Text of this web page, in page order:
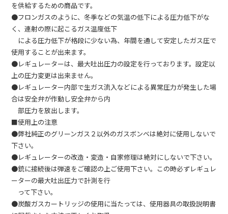
を供給するための商品です。
●フロンガスのように、冬季などの気温の低下による圧力低下がな
く、連射の際に起こるガス温度低下
による圧力低下が格段に少ない為、年間を通して安定したガス圧で
使用することが出来ます。
●レギュレーターは、最大吐出圧力の設定を行っております。設定以
上の圧力変更は出来ません。
●レギュレーター内部で生ガス流入などによる異常圧力が発生した場
合は安全弁が作動し安全弁から内
部圧力を放出します。
■使用上の注意
●弊社純正のグリーンガス２以外のガスボンベは絶対に使用しないで
下さい。
●レギュレーターの改造・変造・自家修理は絶対にしないで下さい。
●銃に接続後は弾速をご確認の上ご使用下さい。この時必ずレギュレ
ーターの最大吐出圧力で計測を行
って下さい。
●炭酸ガスカートリッジの使用に当たっては、使用器具の取扱説明書